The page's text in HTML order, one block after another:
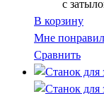
с
В корзину
Мне
Сравнить